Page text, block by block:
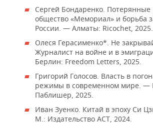
ХОККЕЙ С МЯЧОМ
ПРОИСШЕСТВИЯ
Сергей Бондаренко. Потерянные
общество «Мемориал» и борьба
России. — Алматы: Ricochet, 2025.
Олеся Герасименко*. Не
Журналист на войне и в
Берлин: Freedom Letters, 2025.
Григорий Голосов. Власть в
режимы в современном мире. —
Паблишер, 2025.
Иван Зуенко. Китай в эпоху Си
М.: Издательство АСТ, 2024.